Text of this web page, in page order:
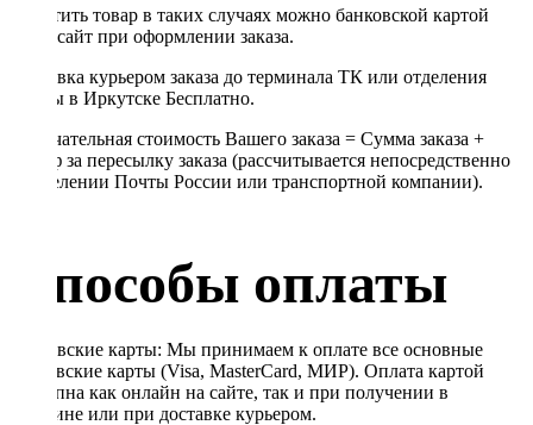
Оплатить товар в таких случаях можно банковской картой
через сайт при оформлении заказа.
Доставка курьером заказа до терминала ТК или отделения
Почты в Иркутске Бесплатно.
Окончательная стоимость Вашего заказа = Сумма заказа +
Тариф за пересылку заказа (рассчитывается непосредственно
в отделении Почты России или транспортной компании).
Способы оплаты
Банковские карты: Мы принимаем к оплате все основные
банковские карты (Visa, MasterCard, МИР). Оплата картой
доступна как онлайн на сайте, так и при получении в
магазине или при доставке курьером.